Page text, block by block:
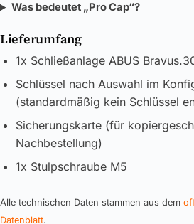
Was bedeutet „Pro Cap“?
Lieferumfang
1x Schließanlage ABUS
Schlüssel nach Auswahl im
(standardmäßig kein Schlüssel
Sicherungskarte (für
Nachbestellung)
1x Stulpschraube M5
Alle technischen Daten stammen aus dem
Datenblatt.